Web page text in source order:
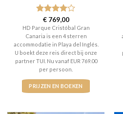
Gewaardeerd
4uit 5
€769,00
HD Parque Cristóbal Gran
Canaria is een 4 sterren
accommodatie in Playa del Inglés.
U boekt deze reis direct bij onze
partner TUI. Nu vanaf EUR 769.00
per persoon.
PRIJZEN EN BOEKEN